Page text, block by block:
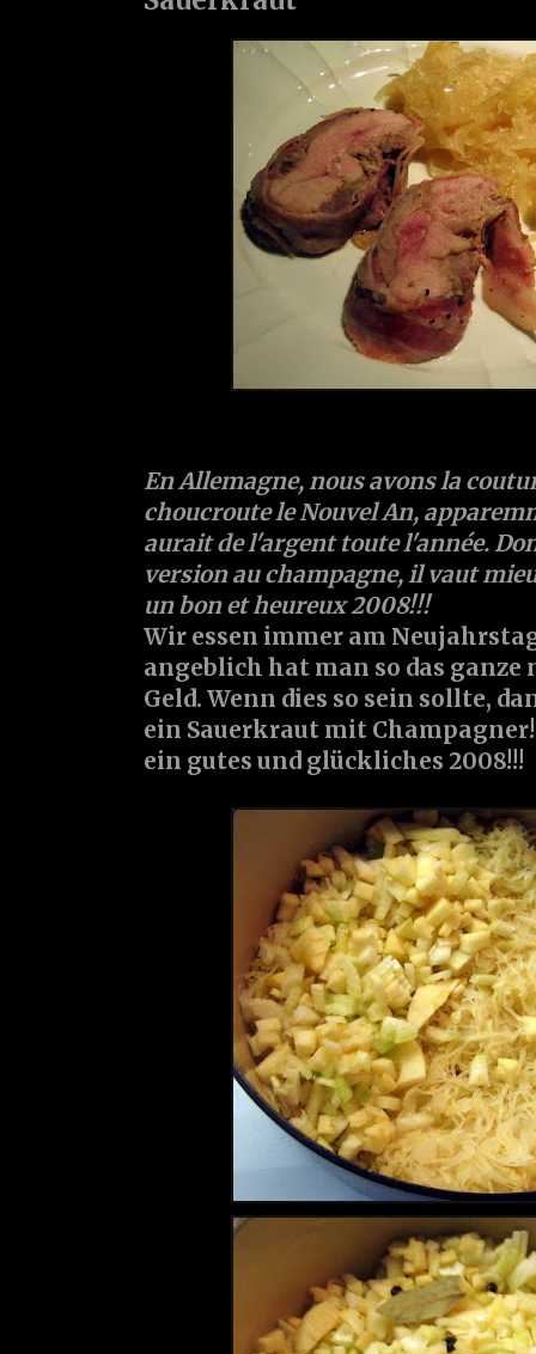
En Allemagne, nous avons la
choucroute le Nouvel An,
aurait de l'argent toute l'année.
version au champagne, il vaut
un bon et heureux 2008!!!
Wir essen immer am
angeblich hat man so das ganze
Geld. Wenn dies so sein sollte,
ein Sauerkraut mit
ein gutes und glückliches 2008!!!